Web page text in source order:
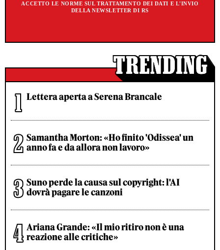
ACCETTO LE NORME SUL TRATTAMENTO DEI DATI E L'INVIO
DELLA NEWSLETTER DI RS
Lettera aperta a Serena Brancale
Samantha Morton: «Ho finito 'Odissea' un
anno fa e da allora non lavoro»
Suno perde la causa sul copyright: l'AI
dovrà pagare le canzoni
Ariana Grande: «Il mio ritiro non è una
reazione alle critiche»